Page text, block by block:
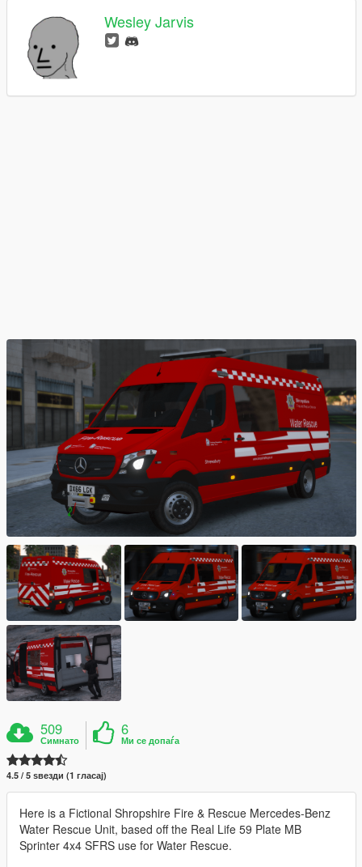
Wesley Jarvis
509
Симнато
6
Ми се допаѓа
4.5 / 5 ѕвезди (1 гласај)
Here is a Fictional Shropshire Fire & Rescue Mercedes-Benz
Water Rescue Unit, based off the Real Life 59 Plate MB
Sprinter 4x4 SFRS use for Water Rescue.